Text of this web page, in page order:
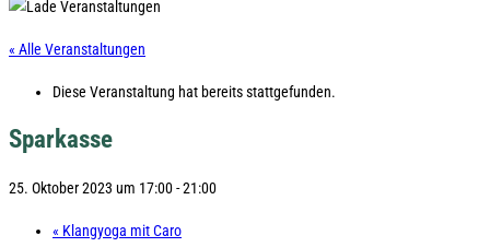
« Alle Veranstaltungen
Diese Veranstaltung hat bereits stattgefunden.
Sparkasse
25. Oktober 2023 um 17:00-21:00
« Klangyoga mit Caro